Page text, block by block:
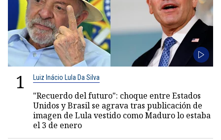
1 Luiz Inácio Lula Da Silva
"Recuerdo del futuro": choque entre Estados
Unidos y Brasil se agrava tras publicación de
imagen de Lula vestido como Maduro lo estaba
el 3 de enero